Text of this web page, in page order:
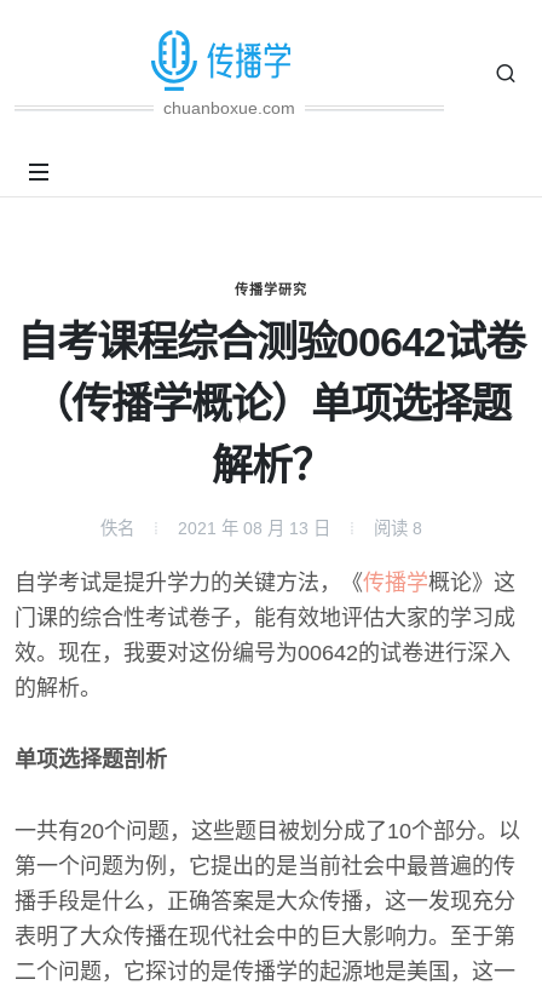
chuanboxue.com
传播学研究
自考课程综合测验00642试卷
（传播学概论）单项选择题
解析？
佚名 2021 年 08 月 13 日 阅读 8
自学考试是提升学力的关键方法，《传播学概论》这
门课的综合性考试卷子，能有效地评估大家的学习成
效。现在，我要对这份编号为00642的试卷进行深入
的解析。
单项选择题剖析
一共有20个问题，这些题目被划分成了10个部分。以
第一个问题为例，它提出的是当前社会中最普遍的传
播手段是什么，正确答案是大众传播，这一发现充分
表明了大众传播在现代社会中的巨大影响力。至于第
二个问题，它探讨的是传播学的起源地是美国，这一